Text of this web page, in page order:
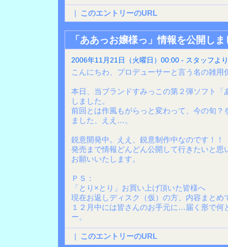
| このエントリーのURL
「ああっお嬢様っ」情報を公開し
2006年11月21日（火曜日）00:00 - スタッフより
こんにちわ、プロデューサーと言う名の雑用
本日、当ブランドすみっこの第２弾ソフト「
しました。
前回とは作風もがらっと変わって、今の旬？
ました、ええ…。
鋭意開発中。ええ、鋭意制作中なのです！！
発売まで情報どんどん公開して行きたいと思
お願いいたします。
ＰＳ：
「とり×とり」お買い上げ頂いた皆様へ
現在お返しディスク（仮）の方、内容まとめ
１２月中には皆さんのお手元に…届く形で何
ー。
| このエントリーのURL